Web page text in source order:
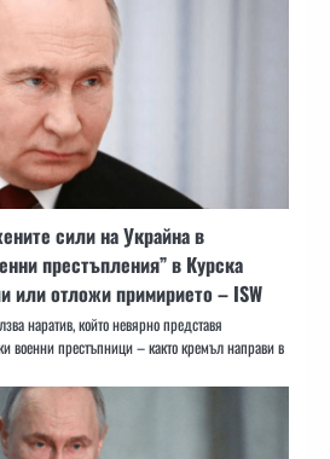
сили на Украйна в
престъпления” в Курска
или отложи примирието – ISW
наратив, който невярно представя
военни престъпници – както кремъл направи в